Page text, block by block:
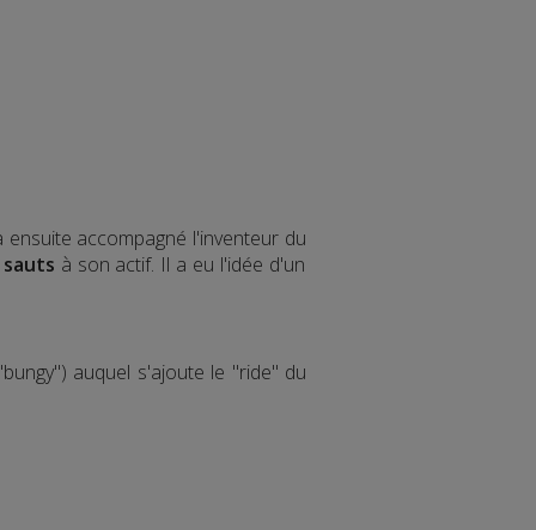
accompagné l'inventeur du
sauts à son actif. Il a eu l'idée d'un
auquel s'ajoute le "ride" du